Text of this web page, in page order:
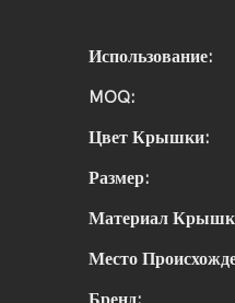
Использование:
MOQ:
Цвет Крышки:
Размер:
Материал
Место